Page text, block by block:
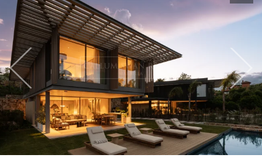
Previous Next